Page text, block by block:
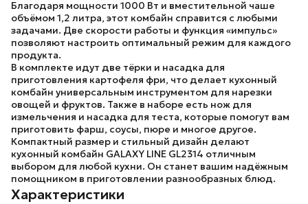
Благодаря мощности 1000 Вт и вместительной чаше
объёмом 1,2 литра, этот комбайн справится с любыми
задачами. Две скорости работы и функция «импульс»
позволяют настроить оптимальный режим для каждого
продукта.
В комплекте идут две тёрки и насадка для
приготовления картофеля фри, что делает кухонный
комбайн универсальным инструментом для нарезки
овощей и фруктов. Также в наборе есть нож для
измельчения и насадка для теста, которые помогут вам
приготовить фарш, соусы, пюре и многое другое.
Компактный размер и стильный дизайн делают
кухонный комбайн GALAXY LINE GL2314 отличным
выбором для любой кухни. Он станет вашим надёжным
помощником в приготовлении разнообразных блюд.
Характеристики